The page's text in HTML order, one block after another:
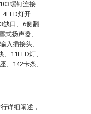
螺钉连接
4LED灯开
缺口、6侧翻
式扬声器、
入插接头、
11LED灯、
、142卡条、
详细阐述，